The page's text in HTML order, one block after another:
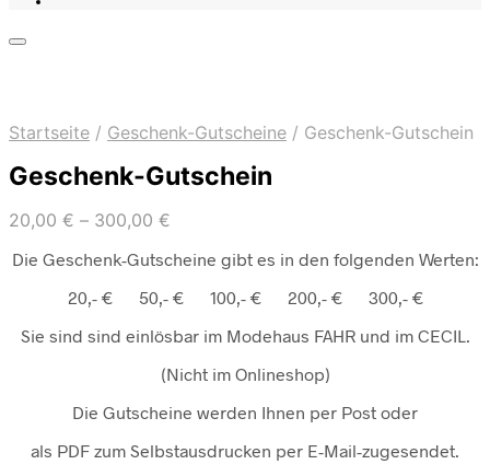
Startseite / Geschenk-Gutscheine / Geschenk-Gutschein
Geschenk-Gutschein
20,00 € – 300,00 €
Die Geschenk-Gutscheine gibt es in den folgenden Werten:
20,- € 50,- € 100,- € 200,- € 300,- €
Sie sind sind einlösbar im Modehaus FAHR und im CECIL.
(Nicht im Onlineshop)
Die Gutscheine werden Ihnen per Post oder
als PDF zum Selbstausdrucken per E-Mail-zugesendet.